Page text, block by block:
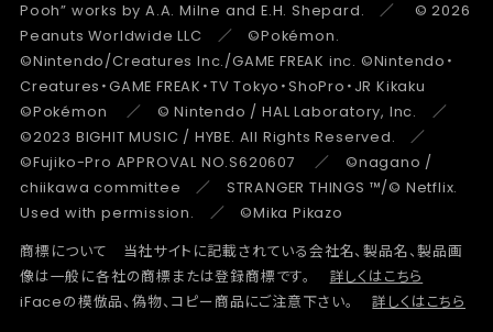
Pooh” works by A.A. Milne and E.H. Shepard. ／ © 2026
Peanuts Worldwide LLC ／ ©Pokémon.
©Nintendo/Creatures Inc./GAME FREAK inc. ©Nintendo・
Creatures・GAME FREAK・TV Tokyo・ShoPro・JR Kikaku
©Pokémon ／ © Nintendo / HAL Laboratory, Inc. ／
©2023 BIGHIT MUSIC / HYBE. All Rights Reserved. ／
©Fujiko-Pro APPROVAL NO.S620607 ／ ©nagano /
chiikawa committee ／ STRANGER THINGS ™/© Netflix.
Used with permission. ／ ©Mika Pikazo
商標について 当社サイトに記載されている会社名、製品名、製品画
像は一般に各社の商標または登録商標です。
詳しくはこちら
iFaceの模倣品、偽物、コピー商品にご注意下さい。
詳しくはこちら